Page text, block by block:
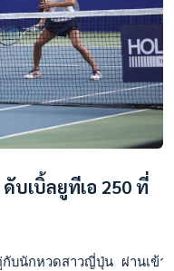
บเบิ้ลยูทีเอ 250 ที่
บนักหวดสาวญี่ปุ่น ผ่านเข้า